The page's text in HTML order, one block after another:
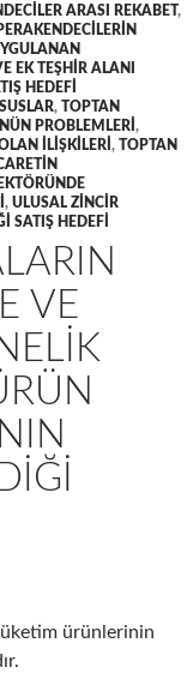
ARASI REKABET,
EK TEŞHIR ALANI
HEDEFI
, TOPTAN
PROBLEMLERI ,
ILIŞKILERI , TOPTAN
, ULUSAL ZINCIR
SATIŞ HEDEFI
VE
ürünlerinin
yönelik